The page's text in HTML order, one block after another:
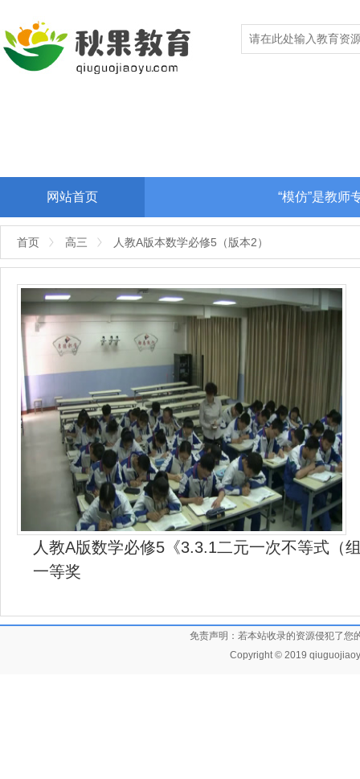
网站首页 “模仿”是教师
首页 高三 人教A版本数学必修5（版本2）
人教A版数学必修5《3.3.1二元一次不等式（
一等奖
免责声明：若本站收录的资源侵犯了您
Copyright © 2019